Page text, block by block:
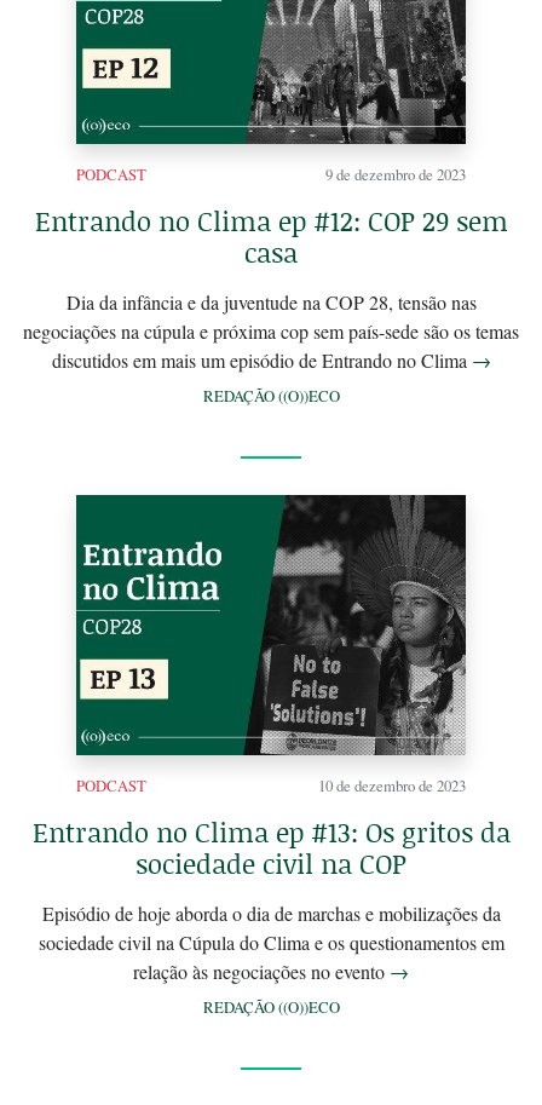
PODCAST 9 de dezembro de 2023
Entrando no Clima ep #12: COP 29 sem
casa
Dia da infância e da juventude na COP 28, tensão nas
negociações na cúpula e próxima cop sem país-sede são os temas
discutidos em mais um episódio de Entrando no Clima →
REDAÇÃO ((O))ECO
PODCAST 10 de dezembro de 2023
Entrando no Clima ep #13: Os gritos da
sociedade civil na COP
Episódio de hoje aborda o dia de marchas e mobilizações da
sociedade civil na Cúpula do Clima e os questionamentos em
relação às negociações no evento →
REDAÇÃO ((O))ECO